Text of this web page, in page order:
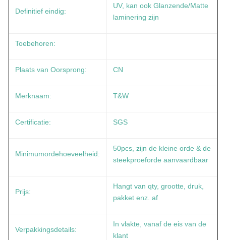
Definitief eindig:
UV, kan ook Glanzende/Matte
laminering zijn
Toebehoren:
Plaats van Oorsprong: CN
Merknaam: T&W
Certificatie: SGS
Minimumordehoeveelheid:
50pcs, zijn de kleine orde & de
steekproeforde aanvaardbaar
Prijs:
Hangt van qty, grootte, druk,
pakket enz. af
Verpakkingsdetails:
In vlakte, vanaf de eis van de
klant